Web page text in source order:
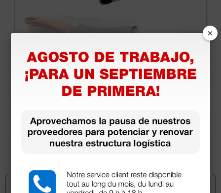
Protección higiénica Press-San para
tensiómetros
7,69 €
(Precio sin IVA)
×